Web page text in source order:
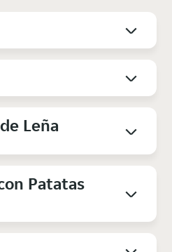
Leña
Patatas